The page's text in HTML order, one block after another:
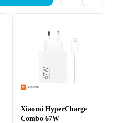
Xiaomi HyperCharge
Combo 67W